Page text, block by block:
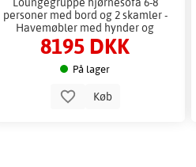
personer med bord og 2 skamler -
Havemøbler med hynder og
hærdet glas
8195 DKK
På lager
Køb